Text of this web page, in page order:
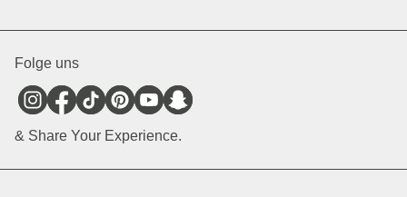
Folge uns
& Share Your Experience.